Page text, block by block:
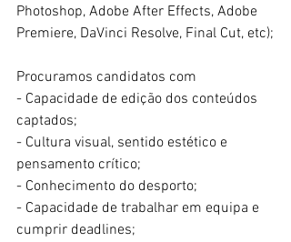
Photoshop, Adobe After Effects, Adobe
Premiere, DaVinci Resolve, Final Cut, etc);
Procuramos candidatos com
- Capacidade de edição dos conteúdos
captados;
- Cultura visual, sentido estético e
pensamento crítico;
- Conhecimento do desporto;
- Capacidade de trabalhar em equipa e
cumprir deadlines;